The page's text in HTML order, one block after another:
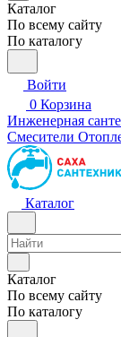
Каталог
По всему сайту
По каталогу
Войти
0 Корзина
Инженерная
Смесители
Каталог
Каталог
По всему сайту
По каталогу